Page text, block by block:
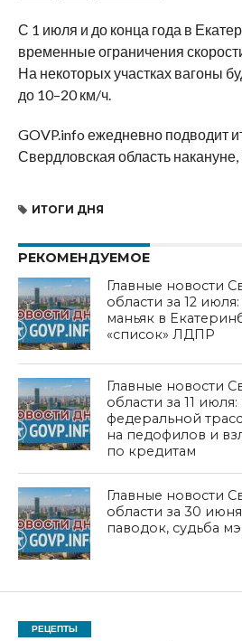
С 1 июля и до конца года в
временные ограничения
На некоторых участках вагоны
до 10–20 км/ч.
GOVP.info ежедневно подводит
Свердловская область накануне,
ИТОГИ ДНЯ
РЕКОМЕНДУЕМОЕ
Главные новости
области за 12
маньяк в
«список» ЛДПР
Главные новости
области за 11
федеральной
на педофилов и
по кредитам
Главные новости
области за 30
паводок, судьба
РЕЦЕПТЫ